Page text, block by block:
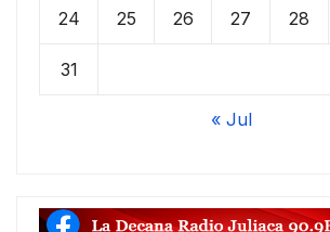
24 25 26 27 28
31
« Jul